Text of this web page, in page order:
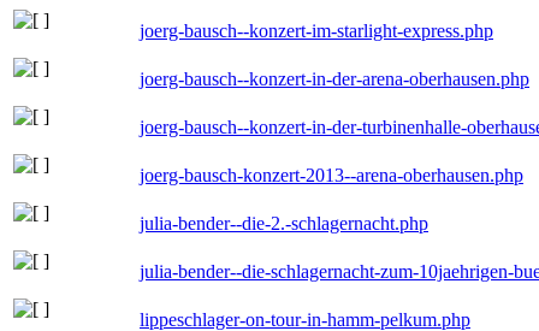
joerg-bausch--konzert-im-starlight-express.php
joerg-bausch--konzert-in-der-arena-oberhausen.php
joerg-bausch--konzert-in-der-turbinenhalle-
joerg-bausch-konzert-2013--arena-oberhausen.php
julia-bender--die-2.-schlagernacht.php
julia-bender--die-schlagernacht-zum-10jaehrigen-
lippeschlager-on-tour-in-hamm-pelkum.php